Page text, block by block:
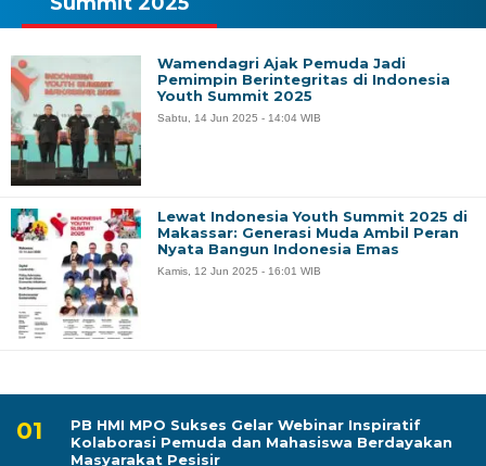
PB HMI MPO Sukses Gelar Webinar Inspiratif
Kolaborasi Pemuda dan Mahasiswa Berdayakan
Masyarakat Pesisir
Wamendagri Ajak Pemuda Jadi
Pemimpin Berintegritas di Indonesia
Youth Summit 2025
Sabtu, 14 Jun 2025 - 14:04 WIB
Lewat Indonesia Youth Summit 2025 di
Makassar: Generasi Muda Ambil Peran
Nyata Bangun Indonesia Emas
Kamis, 12 Jun 2025 - 16:01 WIB